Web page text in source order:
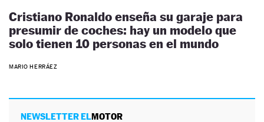
Cristiano Ronaldo enseña su garaje para
presumir de coches: hay un modelo que
solo tienen 10 personas en el mundo
MARIO HERRÁEZ
NEWSLETTER ELMOTOR